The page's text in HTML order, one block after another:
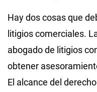
Hay dos cosas que
litigios comerciales.
abogado de litigios
obtener
El alcance del